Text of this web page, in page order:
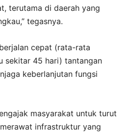
terutama di daerah yang
tegasnya.
cepat (rata-rata
sekitar 45 hari) tantangan
keberlanjutan fungsi
masyarakat untuk turut
infrastruktur yang